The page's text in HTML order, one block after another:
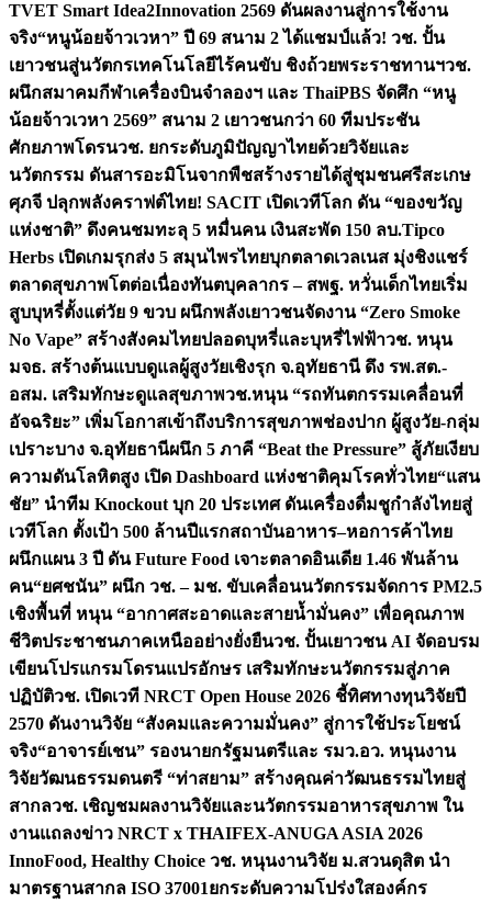
TVET Smart Idea2Innovation 2569 ดันผลงานสู่การใช้งาน
จริง“หนูน้อยจ้าวเวหา” ปี 69 สนาม 2 ได้แชมป์แล้ว! วช. ปั้น
เยาวชนสู่นวัตกรเทคโนโลยีไร้คนขับ ชิงถ้วยพระราชทานฯวช.
ผนึกสมาคมกีฬาเครื่องบินจำลองฯ และ ThaiPBS จัดศึก “หนู
น้อยจ้าวเวหา 2569” สนาม 2 เยาวชนกว่า 60 ทีมประชัน
ศักยภาพโดรนวช. ยกระดับภูมิปัญญาไทยด้วยวิจัยและ
นวัตกรรม ดันสารอะมิโนจากพืชสร้างรายได้สู่ชุมชนศรีสะเกษ
ศุภจี ปลุกพลังคราฟต์ไทย! SACIT เปิดเวทีโลก ดัน “ของขวัญ
แห่งชาติ” ดึงคนชมทะลุ 5 หมื่นคน เงินสะพัด 150 ลบ.Tipco
Herbs เปิดเกมรุกส่ง 5 สมุนไพรไทยบุกตลาดเวลเนส มุ่งชิงแชร์
ตลาดสุขภาพโตต่อเนื่องทันตบุคลากร – สพฐ. หวั่นเด็กไทยเริ่ม
สูบบุหรี่ตั้งแต่วัย 9 ขวบ ผนึกพลังเยาวชนจัดงาน “Zero Smoke
No Vape” สร้างสังคมไทยปลอดบุหรี่และบุหรี่ไฟฟ้าวช. หนุน
มจธ. สร้างต้นแบบดูแลผู้สูงวัยเชิงรุก จ.อุทัยธานี ดึง รพ.สต.-
อสม. เสริมทักษะดูแลสุขภาพวช.หนุน “รถทันตกรรมเคลื่อนที่
อัจฉริยะ” เพิ่มโอกาสเข้าถึงบริการสุขภาพช่องปาก ผู้สูงวัย-กลุ่ม
เปราะบาง จ.อุทัยธานีผนึก 5 ภาคี “Beat the Pressure” สู้ภัยเงียบ
ความดันโลหิตสูง เปิด Dashboard แห่งชาติคุมโรคทั่วไทย“แสน
ชัย” นำทีม Knockout บุก 20 ประเทศ ดันเครื่องดื่มชูกำลังไทยสู่
เวทีโลก ตั้งเป้า 500 ล้านปีแรกสถาบันอาหาร–หอการค้าไทย
ผนึกแผน 3 ปี ดัน Future Food เจาะตลาดอินเดีย 1.46 พันล้าน
คน“ยศชนัน” ผนึก วช. – มช. ขับเคลื่อนนวัตกรรมจัดการ PM2.5
เชิงพื้นที่ หนุน “อากาศสะอาดและสายน้ำมั่นคง” เพื่อคุณภาพ
ชีวิตประชาชนภาคเหนืออย่างยั่งยืนวช. ปั้นเยาวชน AI จัดอบรม
เขียนโปรแกรมโดรนแปรอักษร เสริมทักษะนวัตกรรมสู่ภาค
ปฏิบัติวช. เปิดเวที NRCT Open House 2026 ชี้ทิศทางทุนวิจัยปี
2570 ดันงานวิจัย “สังคมและความมั่นคง” สู่การใช้ประโยชน์
จริง“อาจารย์เชน” รองนายกรัฐมนตรีและ รมว.อว. หนุนงาน
วิจัยวัฒนธรรมดนตรี “ท่าสยาม” สร้างคุณค่าวัฒนธรรมไทยสู่
สากลวช. เชิญชมผลงานวิจัยและนวัตกรรมอาหารสุขภาพ ใน
งานแถลงข่าว NRCT x THAIFEX-ANUGA ASIA 2026
InnoFood, Healthy Choice วช. หนุนงานวิจัย ม.สวนดุสิต นำ
มาตรฐานสากล ISO 37001ยกระดับความโปร่งใสองค์กร